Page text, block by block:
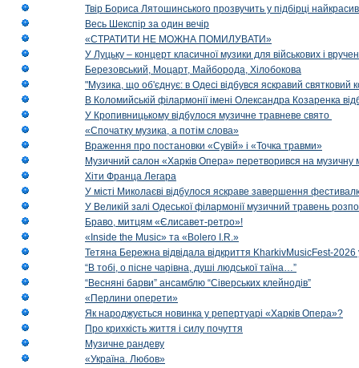
Твір Бориса Лятошинського прозвучить у підбірці
Весь Шекспір за один вечір
«СТРАТИТИ НЕ МОЖНА ПОМИЛУВАТИ»
У Луцьку – концерт класичної музики для військових і
Березовський, Моцарт, Майборода, Хілобокова
"Музика, що об'єднує: в Одесі відбувся яскравий
В Коломийській філармонії імені Олександра Козаренка
У Кропивницькому відбулося музичне травневе свято
«Спочатку музика, а потім слова»
Враження про постановки «Сувій» і «Точка травми»
Музичний салон «Харків Опера» перетворився на музичну
Хіти Франца Легара
У місті Миколаєві відбулося яскраве завершення
У Великій залі Одеської філармонії музичний травень
Браво, митцям «Єлисавет-ретро»!
«Inside the Music» та «Bolero I.R.»
Тетяна Бережна відвідала відкриття KharkivMusicFest-2026
“В тобі, о пісне чарівна, душі людської таїна…”
“Весняні барви” ансамблю “Сіверських клейнодів”
«Перлини оперети»
Як народжується новинка у репертуарі «Харків Опера»?
Про крихкість життя і силу почуття
Музичне рандеву
«Україна. Любов»